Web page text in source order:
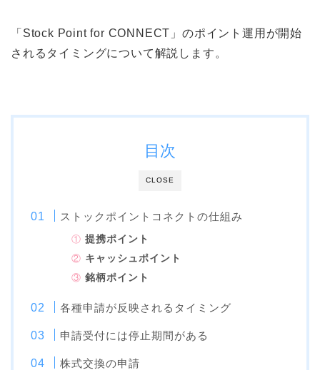
「Stock Point for CONNECT」のポイント運用が開始
されるタイミングについて解説します。
CLOSE
目次
ストックポイントコネクトの仕組み
① 提携ポイント
② キャッシュポイント
③ 銘柄ポイント
各種申請が反映されるタイミング
申請受付には停止期間がある
株式交換の申請